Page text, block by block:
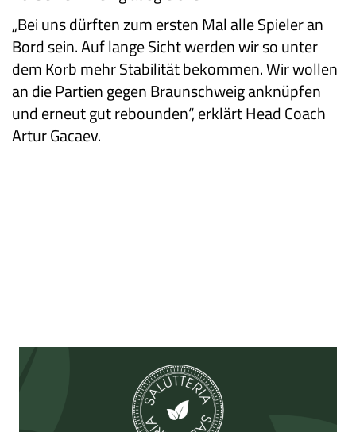
„Bei uns dürften zum ersten Mal alle Spieler an
Bord sein. Auf lange Sicht werden wir so unter
dem Korb mehr Stabilität bekommen. Wir wollen
an die Partien gegen Braunschweig anknüpfen
und erneut gut rebounden“, erklärt Head Coach
Artur Gacaev.